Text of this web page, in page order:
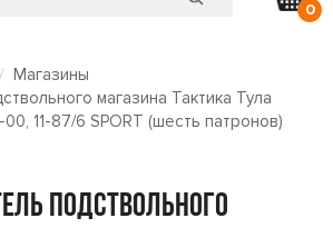
0
Магазины
магазина Тактика Тула
00, 11-87/6 SPORT (шесть патронов)
подствольного